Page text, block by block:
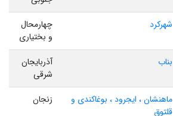
شهرکرد
چهارمحال
و بختیاری
بناب
آذربایجان
شرقی
ماهنشان ، ایجرود ، بوغاکندی و
قلتوق
زنجان